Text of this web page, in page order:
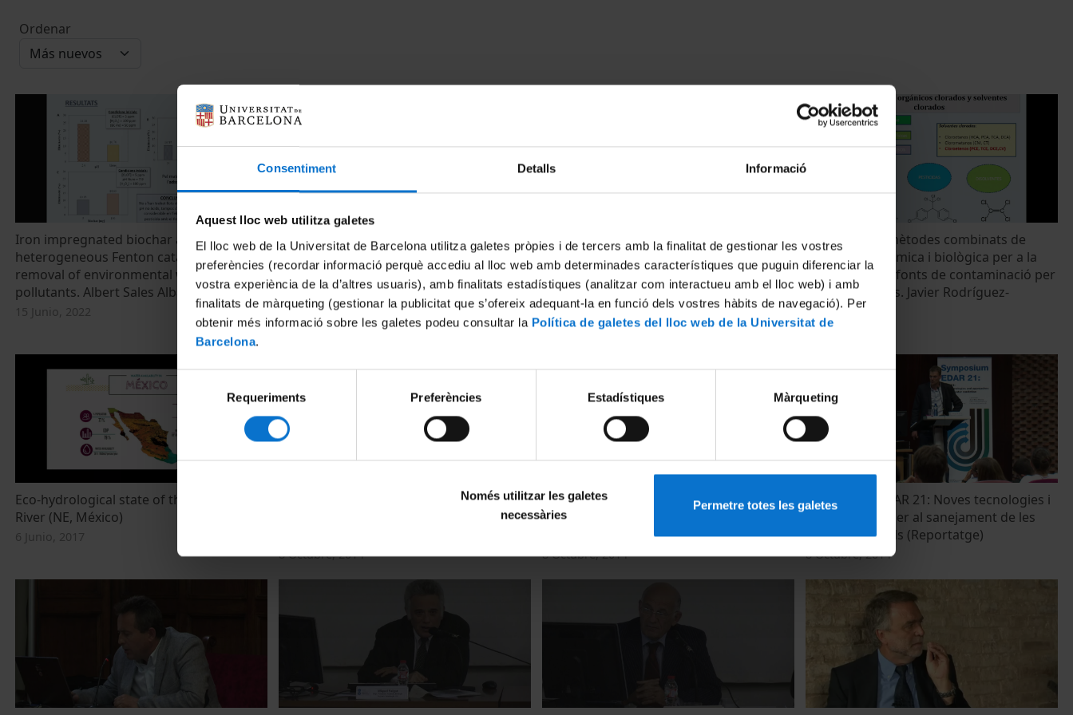
Consentiment Detalls Informació
Aquest lloc web utilitza galetes
El lloc web de la Universitat de Barcelona utilitza galetes pròpies i de tercers amb la finalitat de gestionar les vostres
preferències (recordar informació perquè accediu al lloc web amb determinades característiques que puguin diferenciar la
vostra experiència de la d’altres usuaris), amb finalitats estadístiques (analitzar com interactueu amb el lloc web) i amb
finalitats de màrqueting (gestionar la publicitat que s’ofereix adequant-la en funció dels vostres hàbits de navegació). Per
obtenir més informació sobre les galetes podeu consultar la Política de galetes del lloc web de la Universitat de
Barcelona.
Selecció
de
consentiment
Requeriments Preferències Estadístiques Màrqueting
Només utilitzar les galetes
necessàries
Permetre totes les galetes
Ordenar
Iron impregnated biochar as
heterogeneous Fenton catalyst for the
removal of environmental wastewater
pollutants. Albert Sales Alba
15 Junio, 2022
Estructura y diversidad de las
comunidades bacterianas en el curso de
un río mediterráneo con descarga de
agua residual humana
8 Julio, 2019
Desarrollo de una metodología rápida
para la detección de colifagos como
indicadores de contaminación fecal en
aguas
8 Julio, 2019
Utilització de mètodes combinats de
remediació química i biològica per a la
degradació de fonts de contaminació per
solvents clorats. Javier Rodríguez-
Bocanegra
24 Mayo, 2018
Eco-hydrological state of the Pesquería
River (NE, México)
6 Junio, 2017
"WWTP 21: New technologies and
approaches for wastewater sanitation"
8 Octubre, 2014
"WWTP 21: New technologies and
approaches for wastewater sanitation"
(Morning Session). Symposium 2014
8 Octubre, 2014
Simpòsium EDAR 21: Noves tecnologies i
enfocaments per al sanejament de les
aigües residuals (Reportatge)
8 Octubre, 2014